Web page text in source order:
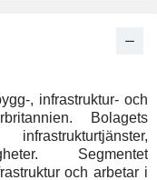
, infrastruktur- och
Bolagets
Segmentet
och arbetar i